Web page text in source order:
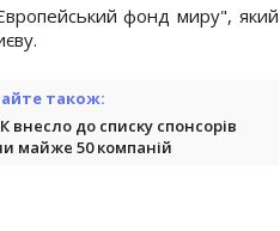
фонд миру", який
також:
внесло до списку спонсорів
майже 50 компаній